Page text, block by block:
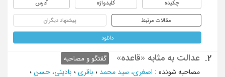
چکیده کلیدواژه آدرس
مقالات مرتبط پیشنهاد دیگران
دانلود
2. عدالت به مثابه «قاعده»
گفتگو و مصاحبه
مصاحبه شونده : اصغری، سید محمد ؛ باقری ؛ بادینی، حسن ؛